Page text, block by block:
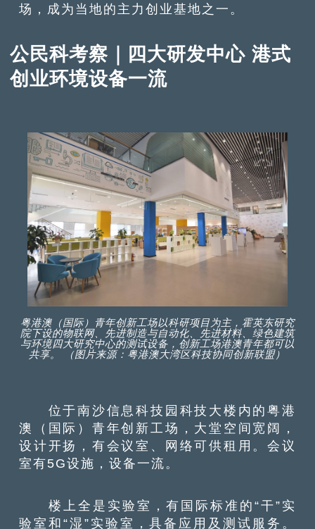
场，成为当地的主力创业基地之一。
公民科考察｜四大研发中心 港式
创业环境设备一流
粤港澳（国际）青年创新工场以科研项目为主，霍英东研究
院下设的物联网、先进制造与自动化、先进材料、绿色建筑
与环境四大研究中心的测试设备，创新工场港澳青年都可以
共享。 （图片来源：粤港澳大湾区科技协同创新联盟）
位于南沙信息科技园科技大楼内的粤港
澳（国际）青年创新工场，大堂空间宽阔，
设计开扬，有会议室、网络可供租用。会议
室有5G设施，设备一流。
楼上全是实验室，有国际标准的“干”实
验室和“湿”实验室，具备应用及测试服务。